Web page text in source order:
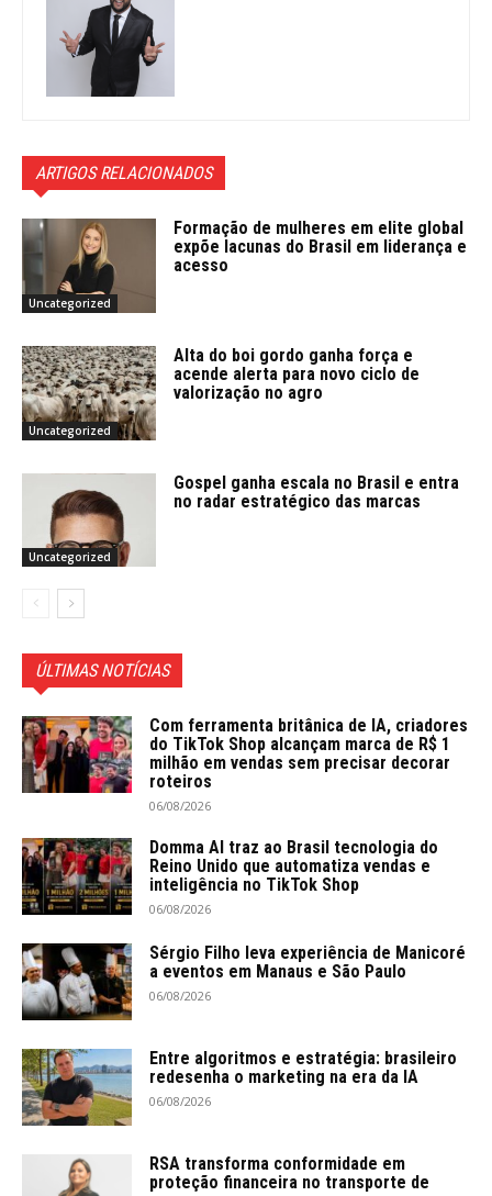
ARTIGOS RELACIONADOS
Uncategorized
Formação de mulheres em elite global
expõe lacunas do Brasil em liderança e
acesso
Uncategorized
Alta do boi gordo ganha força e
acende alerta para novo ciclo de
valorização no agro
Uncategorized
Gospel ganha escala no Brasil e entra
no radar estratégico das marcas
ÚLTIMAS NOTÍCIAS
Com ferramenta britânica de IA, criadores
do TikTok Shop alcançam marca de R$ 1
milhão em vendas sem precisar decorar
roteiros
06/08/2026
Domma AI traz ao Brasil tecnologia do
Reino Unido que automatiza vendas e
inteligência no TikTok Shop
06/08/2026
Sérgio Filho leva experiência de Manicoré
a eventos em Manaus e São Paulo
06/08/2026
Entre algoritmos e estratégia: brasileiro
redesenha o marketing na era da IA
06/08/2026
RSA transforma conformidade em
proteção financeira no transporte de